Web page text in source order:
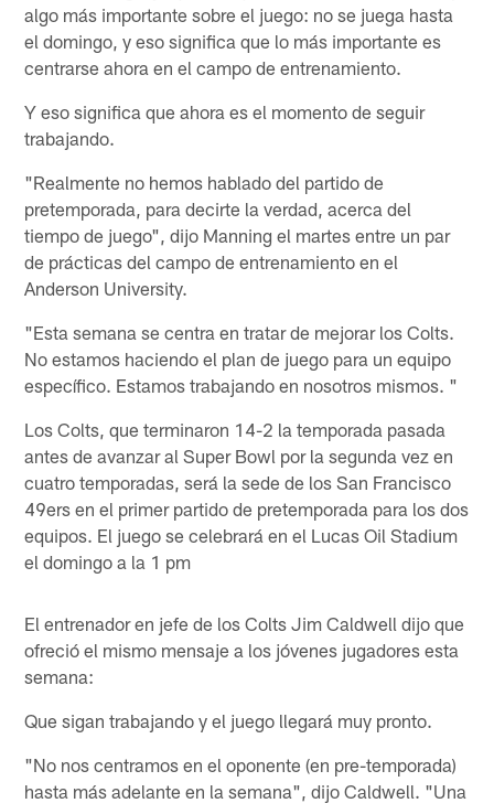
algo más importante sobre el juego: no se juega hasta
el domingo, y eso significa que lo más importante es
centrarse ahora en el campo de entrenamiento.
Y eso significa que ahora es el momento de seguir
trabajando.
"Realmente no hemos hablado del partido de
pretemporada, para decirte la verdad, acerca del
tiempo de juego", dijo Manning el martes entre un par
de prácticas del campo de entrenamiento en el
Anderson University.
"Esta semana se centra en tratar de mejorar los Colts.
No estamos haciendo el plan de juego para un equipo
específico. Estamos trabajando en nosotros mismos. "
Los Colts, que terminaron 14-2 la temporada pasada
antes de avanzar al Super Bowl por la segunda vez en
cuatro temporadas, será la sede de los San Francisco
49ers en el primer partido de pretemporada para los dos
equipos. El juego se celebrará en el Lucas Oil Stadium
el domingo a la 1 pm
El entrenador en jefe de los Colts Jim Caldwell dijo que
ofreció el mismo mensaje a los jóvenes jugadores esta
semana:
Que sigan trabajando y el juego llegará muy pronto.
"No nos centramos en el oponente (en pre-temporada)
hasta más adelante en la semana", dijo Caldwell. "Una